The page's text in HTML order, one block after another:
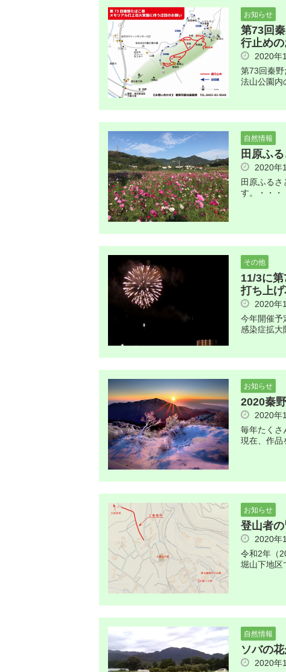
お知らせ
第73回
行止め
2020年
第73回秦
法山公園内
自然情報
田原ふ
2020年
田原ふる
す。・・・
その他
11/3に
打ち上
2020年
今年開催予
感染症拡大
お知らせ
2020秦
2020年
毎年たくさ
現在、作品
お知らせ
登山者
2020年
令和2年（
堀山下地区
自然情報
ソバの
2020年